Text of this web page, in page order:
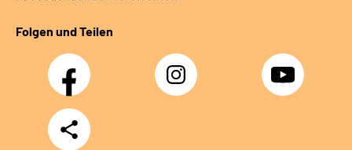
Folgen und Teilen
Facebook Instagram YouTube
Teilen